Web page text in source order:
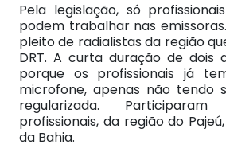
Pela legislação, só
podem trabalhar nas
pleito de radialistas da região
DRT. A curta duração de dois
porque os profissionais já
microfone, apenas não tendo
regularizada.
profissionais, da região do
da Bahia.